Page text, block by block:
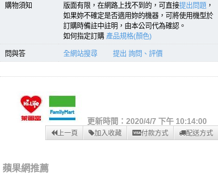
購物須知 版面有限，在網路上找不到的，可直接提出問題 ，
如果妳不確定是否適用妳的機器，可將使用機型於
訂購時備註中註明，由本公司代為確認。
如何指定訂購 產品規格(顏色)
問與答 全網站搜尋 提出 詢問、評價
更新時間：2020/4/7 下午 10:14:00
上一頁 加入收藏 付款方式 配送方式
蘋果網推薦